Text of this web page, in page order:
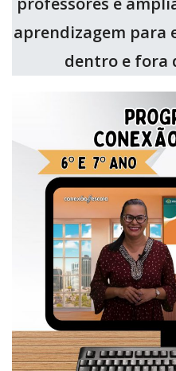
aprendizagem para
dentro e fora